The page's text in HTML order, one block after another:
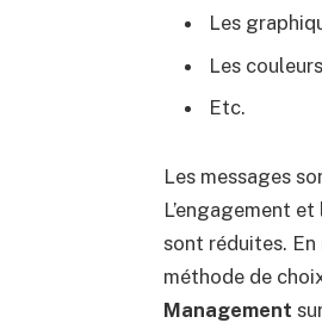
Les
Les
Etc.
Les messages
L’engagement
sont réduites.
méthode de
Management